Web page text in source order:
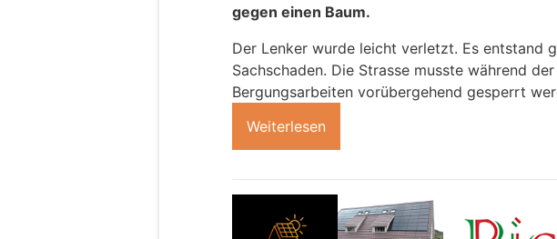
gegen einen Baum.
Der Lenker wurde leicht verletzt. Es entstand
Sachschaden. Die Strasse musste während der
Bergungsarbeiten vorübergehend gesperrt
Weiterlesen